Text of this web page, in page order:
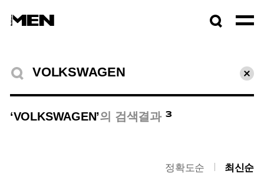
검색결과
초기
‘VOLKSWAGEN’의 검색결과 3
정확도순 최신순